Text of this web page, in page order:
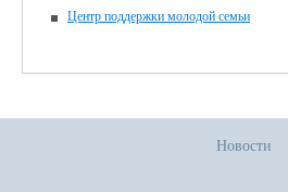
Центр поддержки молодой семьи
Новости